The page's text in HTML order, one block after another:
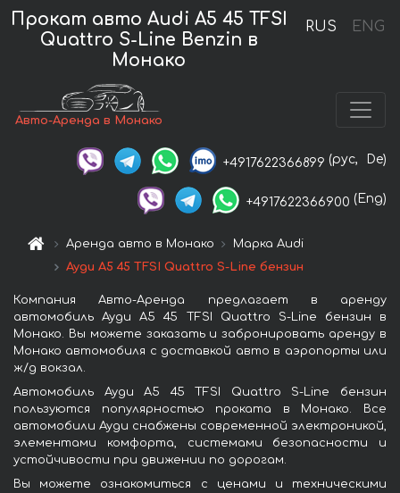
RUS ENG
Прокат авто Audi A5 45 TFSI
Quattro S-Line Benzin в
Монако
Авто-Аренда в Монако
+4917622366899 (рус, De)
+4917622366900 (Eng)
Аренда авто в Монако
Марка Audi
Ауди A5 45 TFSI Quattro S-Line бензин
Компания Авто-Аренда предлагает в аренду
автомобиль Ауди A5 45 TFSI Quattro S-Line бензин в
Монако. Вы можете заказать и забронировать аренду в
Монако автомобиля с доставкой авто в аэропорты или
ж/д вокзал.
Автомобиль Ауди A5 45 TFSI Quattro S-Line бензин
пользуются популярностью проката в Монако. Все
автомобили Ауди снабжены современной электроникой,
элементами комфорта, системами безопасности и
устойчивости при движении по дорогам.
Вы можете ознакомиться с ценами и техническими